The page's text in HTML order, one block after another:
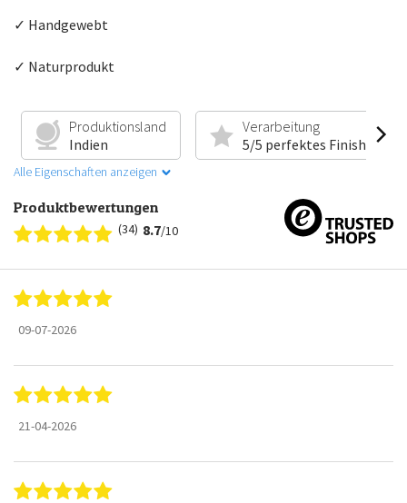
✓ Handgewebt
✓ Naturprodukt
Produktionsland
Indien
Verarbeitung
5/5 perfektes Finish
Alle Eigenschaften anzeigen
Produktbewertungen
(34) 8.7/10
09-07-2026
21-04-2026